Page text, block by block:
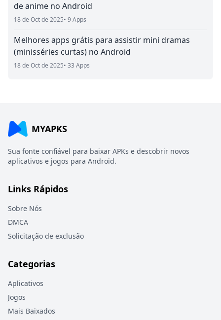
de anime no Android
18 de Oct de 2025• 9 Apps
Melhores apps grátis para assistir mini dramas
(minisséries curtas) no Android
18 de Oct de 2025• 33 Apps
MYAPKS
Sua fonte confiável para baixar APKs e descobrir novos
aplicativos e jogos para Android.
Links Rápidos
Sobre Nós
DMCA
Solicitação de exclusão
Categorias
Aplicativos
Jogos
Mais Baixados